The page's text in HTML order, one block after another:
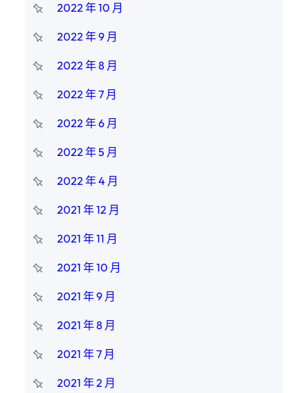
2022 年 10 月
2022 年 9 月
2022 年 8 月
2022 年 7 月
2022 年 6 月
2022 年 5 月
2022 年 4 月
2021 年 12 月
2021 年 11 月
2021 年 10 月
2021 年 9 月
2021 年 8 月
2021 年 7 月
2021 年 2 月